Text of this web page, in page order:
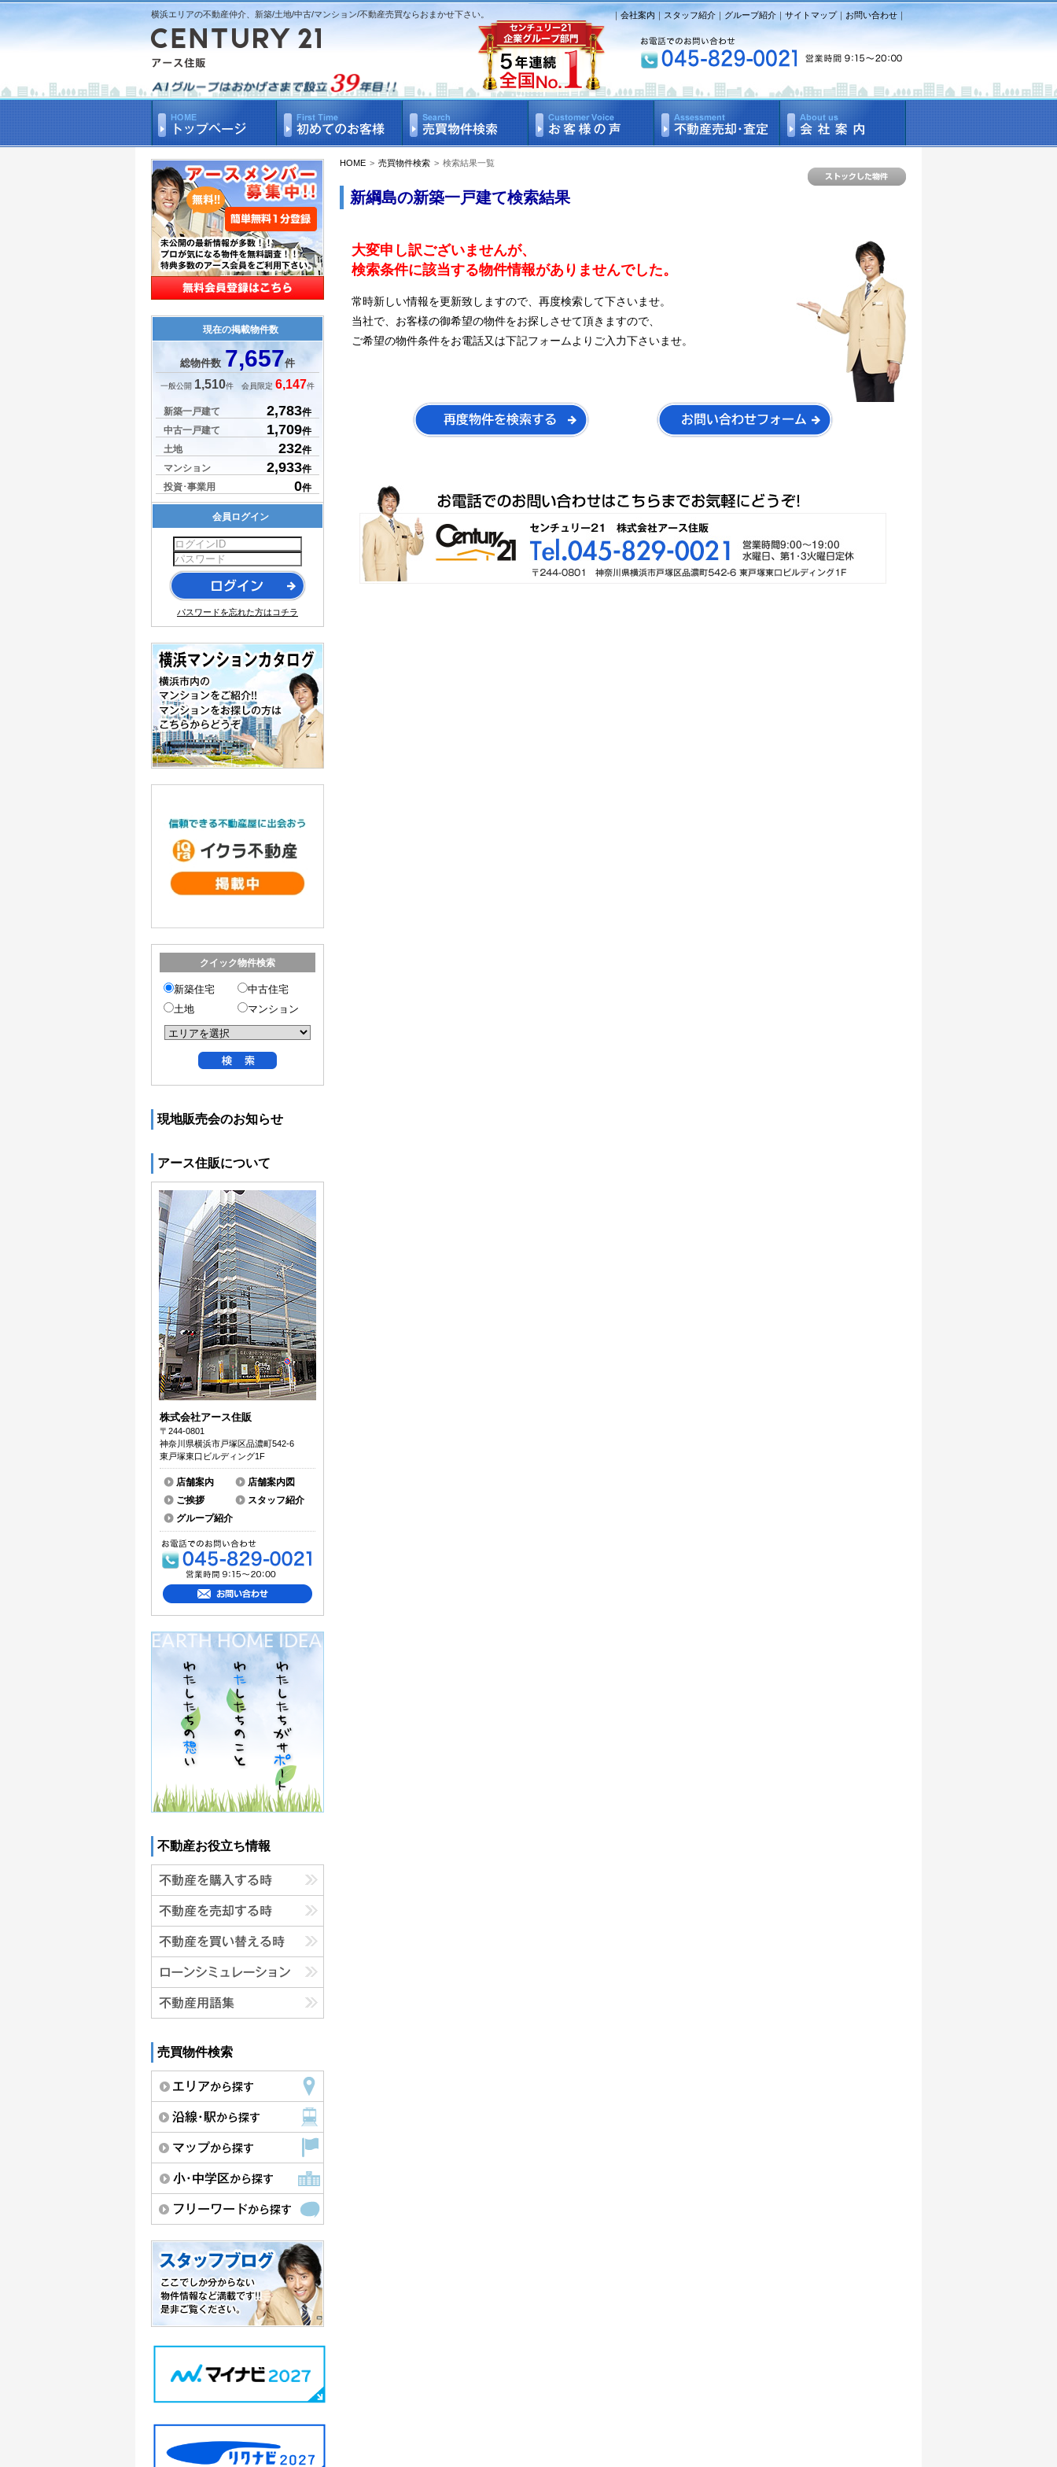
横浜エリアの不動産仲介、新築/土地/中古/マンション/不動産売買ならおまかせ下さい。 ｜会社案内 ｜スタッフ紹介 ｜ グループ紹介 ｜ サイトマップ｜ お問い合わせ ｜
HOME > 売買物件検索 > 検索結果一覧
新綱島の新築一戸建て検索結果
大変申し訳ございませんが、
検索条件に該当する物件情報がありませんでした。
常時新しい情報を更新致しますので、再度検索して下さいませ。
当社で、お客様の御希望の物件をお探しさせて頂きますので、
ご希望の物件条件をお電話又は下記フォームよりご入力下さいませ。
現在の掲載物件数
総物件数 7,657件
一般公開 1,510件 会員限定 6,147件
新築一戸建て 2,783件
中古一戸建て
1,709件
土地
232件
マンション
2,933件
投資･事業用
0件
会員ログイン
パスワードを忘れた方はコチラ
クイック物件検索
新築住宅
中古住宅
土地
マンション
現地販売会のお知らせ
アース住販について
株式会社アース住販
〒244-0801
神奈川県横浜市戸塚区品濃町542-6
東戸塚東口ビルディング1F
店舗案内
店舗案内図
ご挨拶
スタッフ紹介
グループ紹介
不動産お役立ち情報
売買物件検索